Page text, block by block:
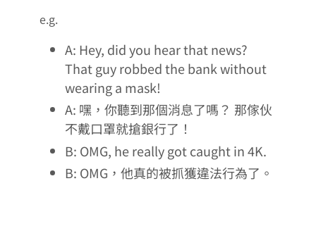
e.g.
A: Hey, did you hear that news?
That guy robbed the bank without
wearing a mask!
A: 嘿，你聽到那個消息了嗎？ 那傢伙
不戴口罩就搶銀行了！
B: OMG, he really got caught in 4K.
B: OMG，他真的被抓獲違法行為了。